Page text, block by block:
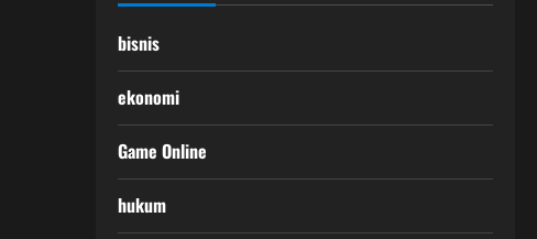
bisnis
ekonomi
Game Online
hukum